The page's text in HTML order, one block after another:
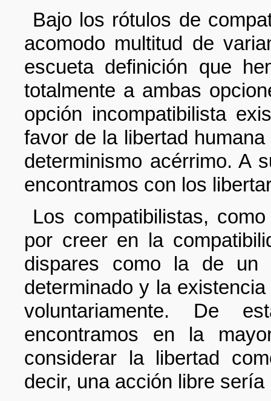
Bajo los rótulos de
acomodo multitud de
escueta definición que
totalmente a ambas
opción incompatibilista
favor de la libertad
determinismo acérrimo. A
encontramos con los
Los compatibilistas,
por creer en la
dispares como la de un
determinado y la
voluntariamente. De
encontramos en la
considerar la libertad
decir, una acción libre